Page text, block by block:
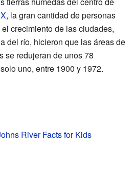
, la gran cantidad de personas
crecimiento de las ciudades,
del río, hicieron que las áreas de
se redujeran de unos 78
uno, entre 1900 y 1972.
River Facts for Kids